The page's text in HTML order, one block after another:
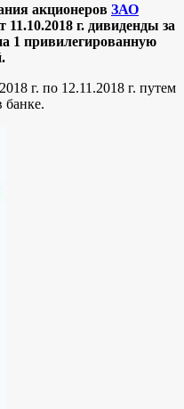
акционеров ЗАО
11.10.2018 г. дивиденды за
1 привилегированную
г. по 12.11.2018 г. путем
банке.